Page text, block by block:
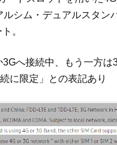
シム・デュアルスタン
。
へ接続中、もう一方は
に限定」との表記あり